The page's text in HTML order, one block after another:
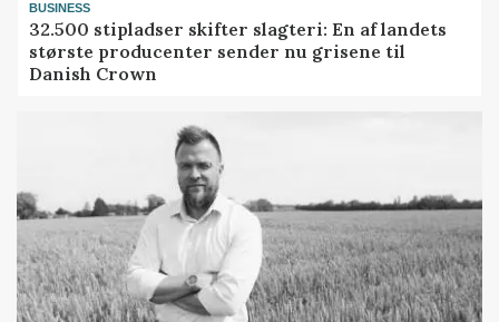
BUSINESS
32.500 stipladser skifter slagteri: En af landets
største producenter sender nu grisene til
Danish Crown